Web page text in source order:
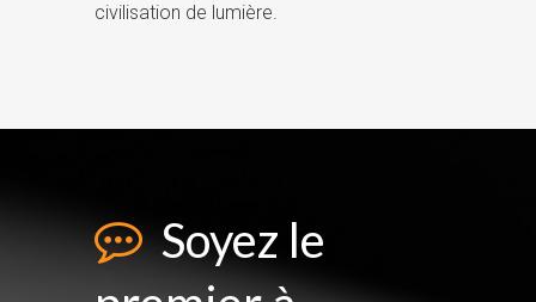
civilisation de lumière.
Soyez le